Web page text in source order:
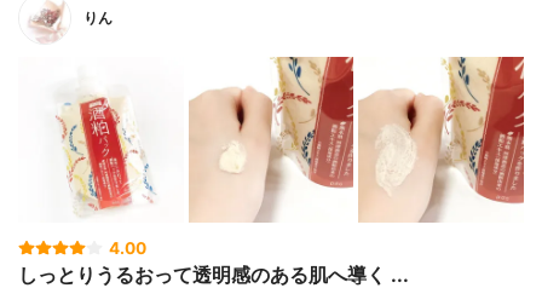
りん
4.00
しっとりうるおって透明感のある肌へ導く ...